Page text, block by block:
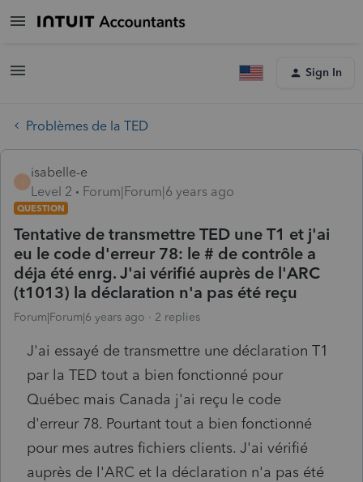
Sign In
Problèmes de la TED
isabelle-e
Level 2
Forum|Forum|6 years ago
QUESTION
Tentative de transmettre TED une T1 et j'ai
eu le code d'erreur 78: le # de contrôle a
déja été enrg. J'ai vérifié auprès de l'ARC
(t1013) la déclaration n'a pas été reçu
Forum|Forum|6 years ago 2 replies
J'ai essayé de transmettre une déclaration T1
par la TED tout a bien fonctionné pour
Québec mais Canada j'ai reçu le code
d'erreur 78. Pourtant tout a bien fonctionné
pour mes autres fichiers clients. J'ai vérifié
auprès de l'ARC et la déclaration n'a pas été